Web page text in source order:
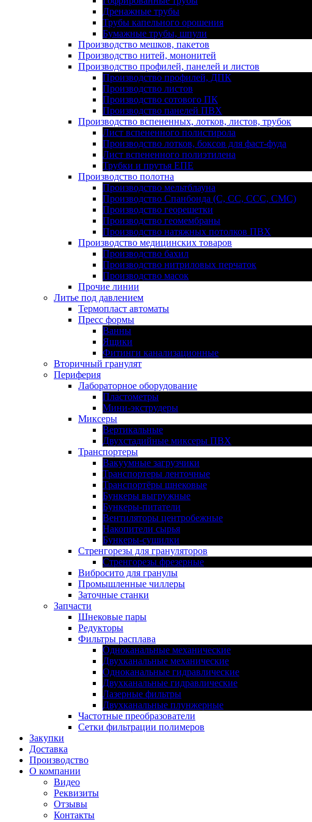
Дренажные трубы
Трубы капельного орошения
Бумажные трубы, шпули
Производство мешков, пакетов
Производство нитей, мононитей
Производство профилей, панелей и листов
Производство профилей, ДПК
Производство листов
Производство сотового ПК
Производство панелей ПВХ
Производство вспененных, лотков, листов, трубок
Лист вспененного полистирола
Производство лотков, боксов для фаст-фуда
Лист вспененного полиэтилена
Трубки и прутья ЕПЕ
Производство полотна
Производство мельтблауна
Производство Спанбонда (С, СС, ССС, СМС)
Производство георешетки
Производство геомембраны
Производство натяжных потолков ПВХ
Производство медицинских товаров
Производство бахил
Производство нитриловых перчаток
Производство масок
Прочие линии
Литье под давлением
Термопласт автоматы
Пресс формы
Ванны
Ящики
Фитинги канализационные
Вторичный гранулят
Периферия
Лабораторное оборудование
Пластометры
Мини-экструдеры
Миксеры
Вертикальные
Двухстадийные миксеры ПВХ
Транспортеры
Вакуумные загрузчики
Транспортеры ленточные
Транспортёры шнековые
Бункеры выгружные
Бункеры-питатели
Вентиляторы центробежные
Накопители сырья
Бункеры-сушилки
Стренгорезы для грануляторов
Стренгорезы фрезерные
Вибросито для гранулы
Промышленные чиллеры
Заточные станки
Запчасти
Шнековые пары
Редукторы
Фильтры расплава
Одноканальные механические
Двухканальные механические
Одноканальные гидравлические
Двухканальные гидравлические
Лазерные фильтры
Двухканальные плунжерные
Частотные преобразователи
Сетки фильтрации полимеров
Закупки
Доставка
Производство
О компании
Видео
Реквизиты
Отзывы
Контакты